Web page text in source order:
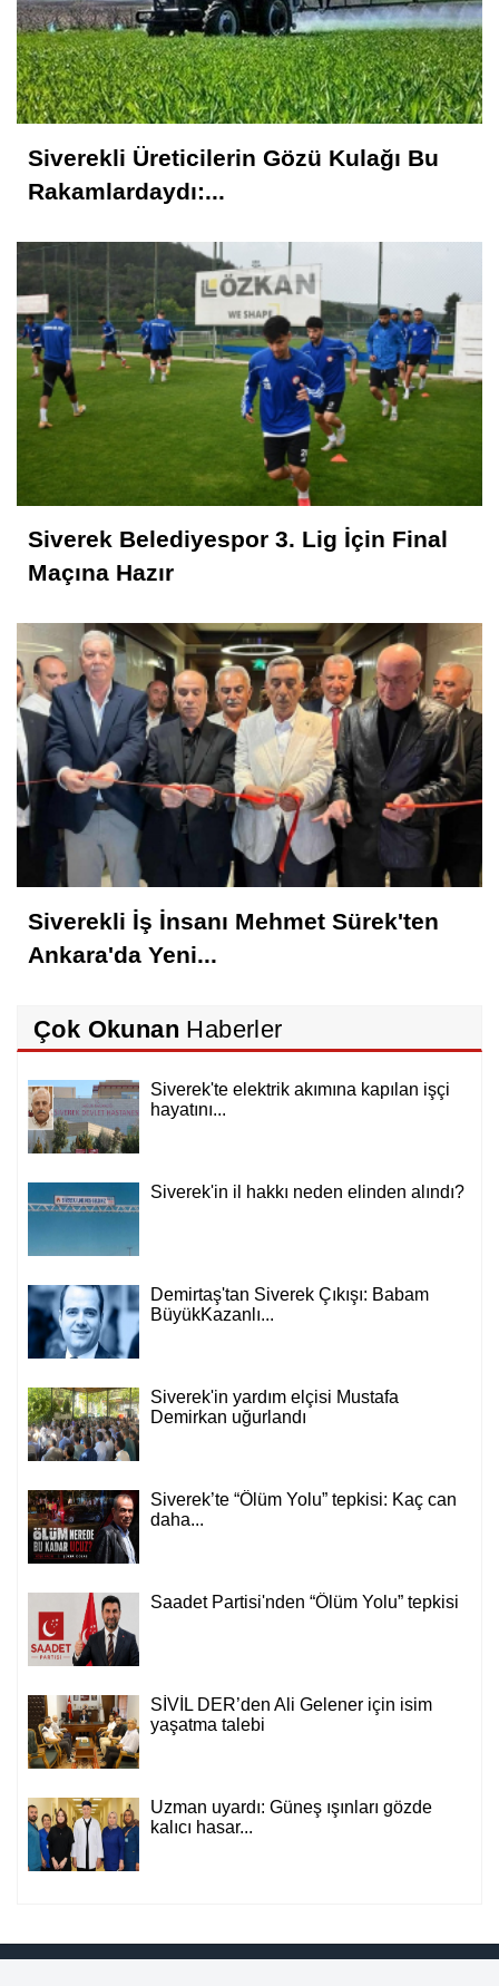
Siverekli Üreticilerin Gözü Kulağı Bu
Rakamlardaydı:...
Siverek Belediyespor 3. Lig İçin Final
Maçına Hazır
Siverekli İş İnsanı Mehmet Sürek'ten
Ankara'da Yeni...
Çok Okunan Haberler
Siverek'te elektrik akımına kapılan işçi
hayatını...
Siverek'in il hakkı neden elinden alındı?
Demirtaş'tan Siverek Çıkışı: Babam
BüyükKazanlı...
Siverek'in yardım elçisi Mustafa
Demirkan uğurlandı
Siverek’te “Ölüm Yolu” tepkisi: Kaç can
daha...
Saadet Partisi'nden “Ölüm Yolu” tepkisi
SİVİL DER’den Ali Gelener için isim
yaşatma talebi
Uzman uyardı: Güneş ışınları gözde
kalıcı hasar...